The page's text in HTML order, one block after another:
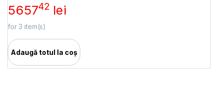
565742 lei
for3 item(s)
Adaugă totul la coș